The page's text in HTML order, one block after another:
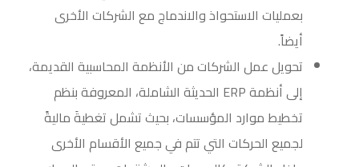
بعمليات الاستحواذ والاندماج مع الشركات الأخرى
أيضاً.
تحويل عمل الشركات من الأنظمة المحاسبية القديمة،
إلى أنظمة ERP الحديثة الشاملة، المعروفة بنظم
تخطيط موارد المؤسسات، بحيث تشمل تغطيةَ ماليةً
لجميع الحركات التي تتم في جميع الأقسام الأخرى